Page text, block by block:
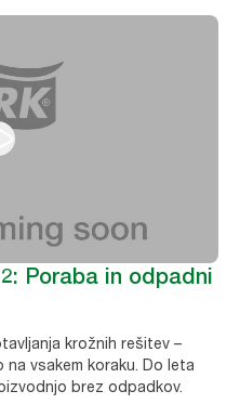
Poraba in odpadni
krožnih rešitev –
vsakem koraku. Do leta
brez odpadkov.